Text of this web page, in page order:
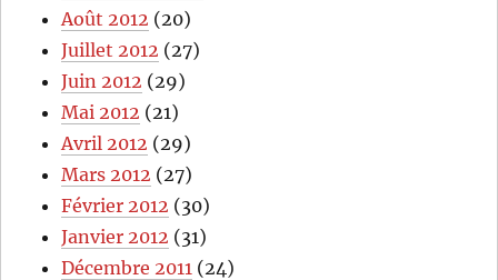
Août 2012 (20)
Juillet 2012 (27)
Juin 2012 (29)
Mai 2012 (21)
Avril 2012 (29)
Mars 2012 (27)
Février 2012 (30)
Janvier 2012 (31)
Décembre 2011 (24)